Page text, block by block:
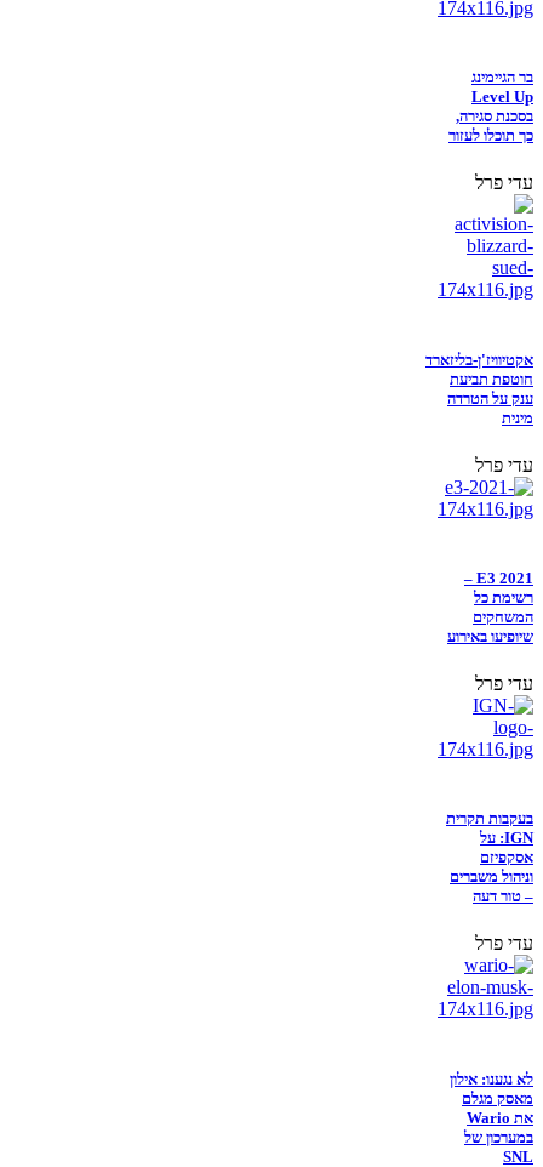
בר הגיימינג
Level Up
בסכנת סגירה,
כך תוכלו לעזור
עדי פרל
אקטיוויז'ן-בליזארד
חוטפת תביעת
ענק על הטרדה
מינית
עדי פרל
E3 2021 –
רשימת כל
המשחקים
שיופיעו באירוע
עדי פרל
בעקבות תקרית
IGN: על
אסקפיזם
וניהול משברים
– טור דעה
עדי פרל
לא נגענו: אילון
מאסק מגלם
את Wario
במערכון של
SNL